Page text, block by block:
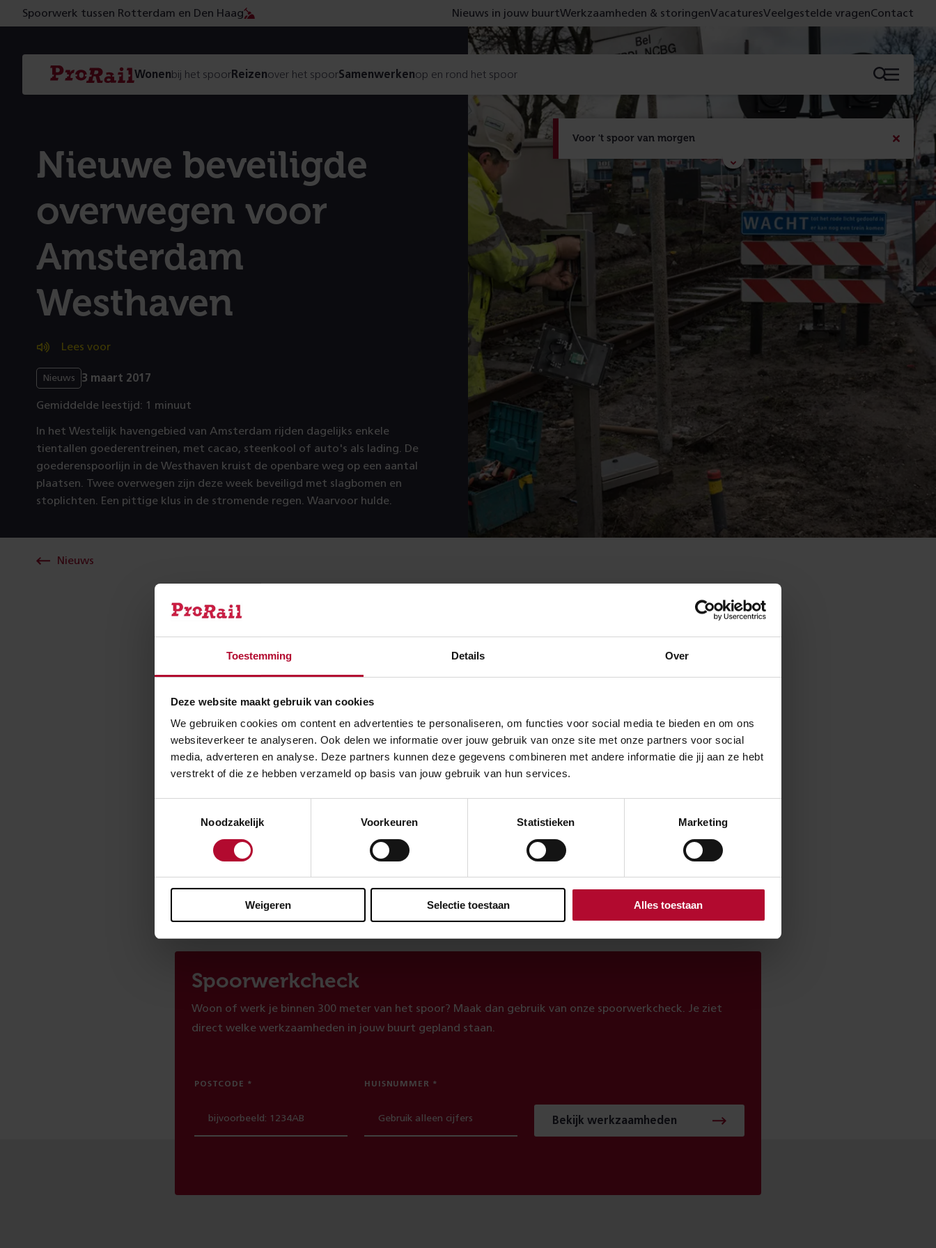
Toestemming Details Over
Deze website maakt gebruik van cookies
We gebruiken cookies om content en advertenties te personaliseren, om functies voor social media te bieden en om ons
websiteverkeer te analyseren. Ook delen we informatie over jouw gebruik van onze site met onze partners voor social
media, adverteren en analyse. Deze partners kunnen deze gegevens combineren met andere informatie die jij aan ze hebt
verstrekt of die ze hebben verzameld op basis van jouw gebruik van hun services.
Noodzakelijk
Voorkeuren Statistieken Marketing
Weigeren Selectie toestaan Alles toestaan
Voor 't spoor van morgen
Met de campagne 'Voor 't spoor naar morgen' laten
we zien wat er vandaag gebeurt en wat dat -
figuurlijk gezien - morgen oplevert.
sluiten
Spoorwerk tussen Rotterdam en Den Haag Nieuws in jouw buurtWerkzaamheden & storingenVacaturesVeelgestelde vragenContact
Navigatie
Homepage
ProRail
Wonenbij het spoorReizenover het spoorSamenwerkenop en rond het spoor Menu
Nieuwe beveiligde
overwegen voor
Amsterdam
Westhaven
Lees voor
Nieuws 3 maart 2017
Gemiddelde leestijd: 1 minuut
In het Westelijk havengebied van Amsterdam rijden dagelijks enkele
tientallen goederentreinen, met cacao, steenkool of auto's als lading. De
goederenspoorlijn in de Westhaven kruist de openbare weg op een aantal
plaatsen. Twee overwegen zijn deze week beveiligd met slagbomen en
stoplichten. Een pittige klus in de stromende regen. Waarvoor hulde.
Nieuws
Wat is de rol van ProRail in het
goederenvervoer?
havens van Rotterdam en Amsterdam en met Europese spoorbeheerders. Het spoor is een
belangrijke verbindende schakel, niet alleen voor reizigers, maar ook voor het vervoer van
goederen.
Ben je tevreden over de informatie op deze pagina?
Spoorwerkcheck
Woon of werk je binnen 300 meter van het spoor? Maak dan gebruik van onze spoorwerkcheck. Je ziet
direct welke werkzaamheden in jouw buurt gepland staan.
POSTCODE HUISNUMMER
Bekijk werkzaamheden